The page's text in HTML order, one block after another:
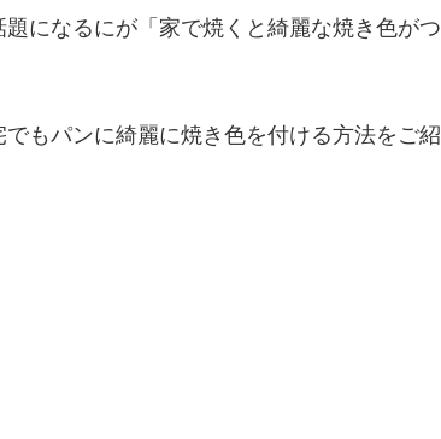
になるにが「家で焼くと綺麗な焼き色がつ
もパンに綺麗に焼き色を付ける方法をご紹